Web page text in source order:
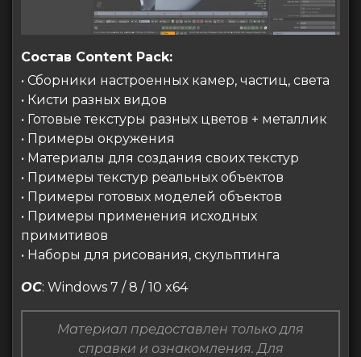
Состав Content Pack:
• Сборники настроенных камер, частиц, света
• Кисти разных видов
• Готовые текстуры разных цветов + металлик
• Примеры окружения
• Материалы для создания своих текстур
• Примеры текстур реальных объектов
• Примеры готовых моделей объектов
• Примеры применения исходных
примитивов
• Наборы для рисования, скульптинга
ОС: Windows 7 / 8 / 10 x64
Материал предоставлен только для
справки и ознакомления. Для